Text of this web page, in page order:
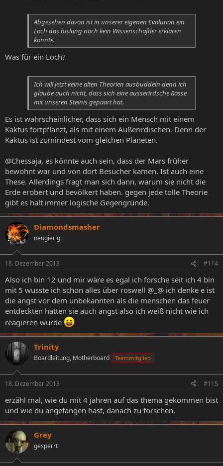
Abgesehen davon ist in unserer eigenen Evolution ein
Loch das bislang noch kein Wissenschaftler erklären
konnte.
Was für ein Loch?
Ich will jetzt keine alten Theorien ausbuddeln denn ich
glaube auch nicht, dass sich eine ausserirdsche Rasse
mit unseren Steinis gepaart hat.
Es ist wahrscheinlicher, dass sich ein Mensch mit einem
Kaktus fortpflanzt, als mit einem Außerirdischen. Denn der
Kaktus ist zumindest vom gleichen Planeten.
@Chessaja, es könnte auch sein, dass der Mars früher
bewohnt war und von dort Besucher kamen. Ist auch eine
These. Allerdings fragt man sich dann, warum sie nicht die
Erde erobert und bevölkert haben. gegen jede tolle Theorie
gibt es halt immer logische Gegengründe.
Diamondsmasher
neugierig
18. Dezember 2013 #114
Also ich bin 12 und mir wäre es egal ich forsche seit ich 4 bin
mit 5 wusste ich schon alles über roswell @_@ ich denke e ist
die angst vor dem unbekannten als die menschen das feuer
entdeckten hatten sie auch angst also ich weiß nicht wie ich
reagieren würde
Trinity
Boardleitung, Motherboard Teammitglied
18. Dezember 2013 #115
erzähl mal, wie du mit 4 jahren auf das thema gekommen bist
und wie du angefangen hast, danach zu forschen.
Grey
gesperrt